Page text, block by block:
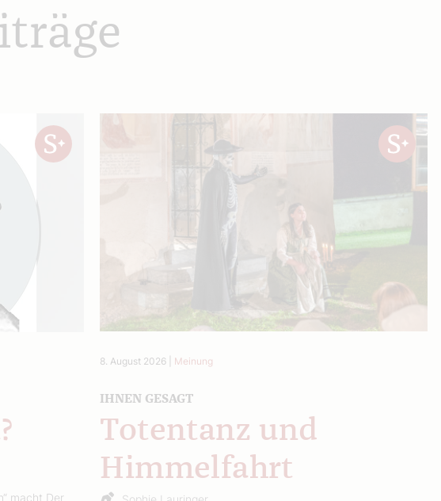
macht Der
8. August 2026 Meinung
IHNEN GESAGT
Totentanz und
Himmelfahrt